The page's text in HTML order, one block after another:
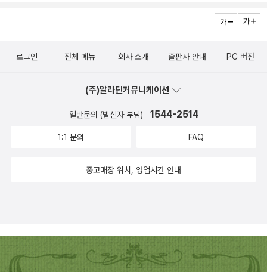
로그인 전체 메뉴 회사 소개 출판사 안내 PC 버전
(주)알라딘커뮤니케이션
일반문의 (발신자 부담) 1544-2514
1:1 문의 FAQ
중고매장 위치, 영업시간 안내